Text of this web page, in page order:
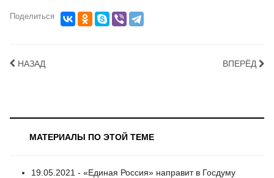
Поделиться
НАЗАД ВПЕРЁД
МАТЕРИАЛЫ ПО ЭТОЙ ТЕМЕ
19.05.2021 - «Единая Россия» направит в Госдуму